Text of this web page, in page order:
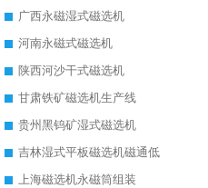
广西永磁湿式磁选机
河南永磁式磁选机
陕西河沙干式磁选机
甘肃铁矿磁选机生产线
贵州黑钨矿湿式磁选机
吉林湿式平板磁选机磁通低
上海磁选机永磁筒组装